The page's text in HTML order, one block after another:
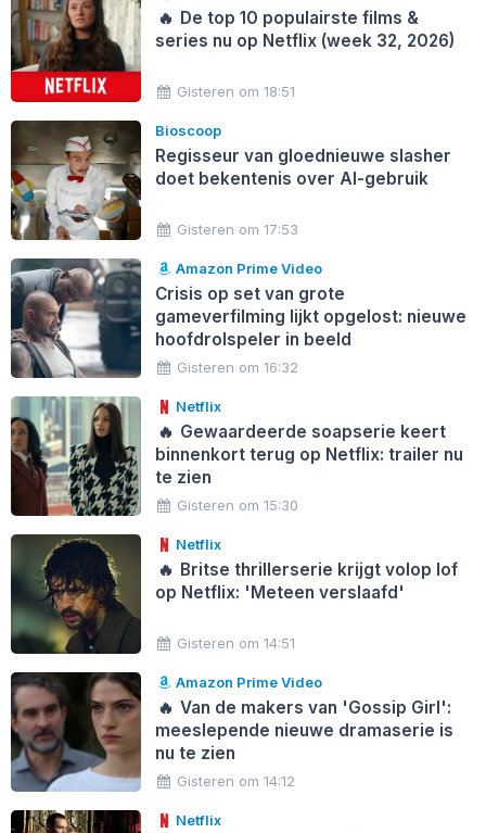
🔥 De top 10 populairste films &
series nu op Netflix (week 32, 2026)
Gisteren om 18:51
Bioscoop
Regisseur van gloednieuwe slasher
doet bekentenis over AI-gebruik
Gisteren om 17:53
Amazon Prime Video
Crisis op set van grote
gameverfilming lijkt opgelost: nieuwe
hoofdrolspeler in beeld
Gisteren om 16:32
Netflix
🔥 Gewaardeerde soapserie keert
binnenkort terug op Netflix: trailer nu
te zien
Gisteren om 15:30
Netflix
🔥 Britse thrillerserie krijgt volop lof
op Netflix: 'Meteen verslaafd'
Gisteren om 14:51
Amazon Prime Video
🔥 Van de makers van 'Gossip Girl':
meeslepende nieuwe dramaserie is
nu te zien
Gisteren om 14:12
Netflix